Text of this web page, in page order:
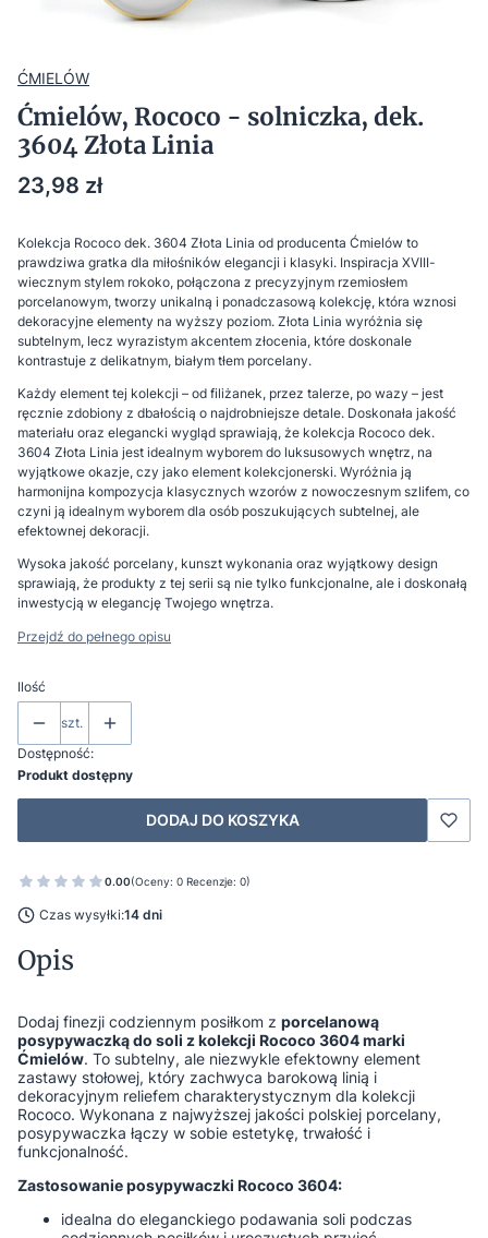
ĆMIELÓW
Ćmielów, Rococo - solniczka, dek.
3604 Złota Linia
Cena
23,98 zł
Kolekcja Rococo dek. 3604 Złota Linia od producenta Ćmielów to
prawdziwa gratka dla miłośników elegancji i klasyki. Inspiracja XVIII-
wiecznym stylem rokoko, połączona z precyzyjnym rzemiosłem
porcelanowym, tworzy unikalną i ponadczasową kolekcję, która wznosi
dekoracyjne elementy na wyższy poziom. Złota Linia wyróżnia się
subtelnym, lecz wyrazistym akcentem złocenia, które doskonale
kontrastuje z delikatnym, białym tłem porcelany.
Każdy element tej kolekcji – od filiżanek, przez talerze, po wazy – jest
ręcznie zdobiony z dbałością o najdrobniejsze detale. Doskonała jakość
materiału oraz elegancki wygląd sprawiają, że kolekcja Rococo dek.
3604 Złota Linia jest idealnym wyborem do luksusowych wnętrz, na
wyjątkowe okazje, czy jako element kolekcjonerski. Wyróżnia ją
harmonijna kompozycja klasycznych wzorów z nowoczesnym szlifem, co
czyni ją idealnym wyborem dla osób poszukujących subtelnej, ale
efektownej dekoracji.
Wysoka jakość porcelany, kunszt wykonania oraz wyjątkowy design
sprawiają, że produkty z tej serii są nie tylko funkcjonalne, ale i doskonałą
inwestycją w elegancję Twojego wnętrza.
Przejdź do pełnego opisu
Ilość
szt.
Dostępność:
Produkt dostępny
DODAJ DO KOSZYKA
0.00(Oceny: 0 Recenzje: 0)
Czas wysyłki:14 dni
Opis
Dodaj finezji codziennym posiłkom z porcelanową
posypywaczką do soli z kolekcji Rococo 3604 marki
Ćmielów. To subtelny, ale niezwykle efektowny element
zastawy stołowej, który zachwyca barokową linią i
dekoracyjnym reliefem charakterystycznym dla kolekcji
Rococo. Wykonana z najwyższej jakości polskiej porcelany,
posypywaczka łączy w sobie estetykę, trwałość i
funkcjonalność.
Zastosowanie posypywaczki Rococo 3604:
idealna do eleganckiego podawania soli podczas